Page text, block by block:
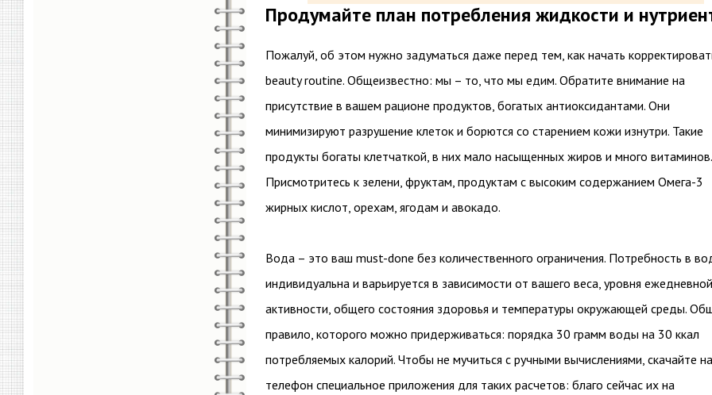
Продумайте план потребления жидкости и
Пожалуй, об этом нужно задуматься даже перед тем, как начать
beauty routine. Общеизвестно: мы – то, что мы едим. Обратите внимание на
присутствие в вашем рационе продуктов, богатых антиоксидантами. Они
минимизируют разрушение клеток и борются со старением кожи изнутри. Такие
продукты богаты клетчаткой, в них мало насыщенных жиров и много витаминов.
Присмотритесь к зелени, фруктам, продуктам с высоким содержанием Омега-3
жирных кислот, орехам, ягодам и авокадо.
Вода – это ваш must-done без количественного ограничения. Потребность в
индивидуальна и варьируется в зависимости от вашего веса, уровня ежедневной
активности, общего состояния здоровья и температуры окружающей среды.
правило, которого можно придерживаться: порядка 30 грамм воды на 30 ккал
потребляемых калорий. Чтобы не мучиться с ручными вычислениями, скачайте на
телефон специальное приложения для таких расчетов: благо сейчас их на